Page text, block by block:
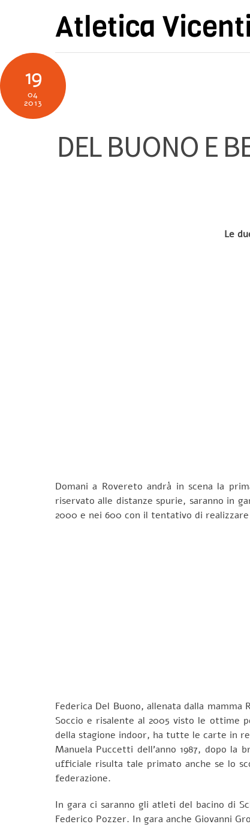
Atletica
19
04
2013
DEL BUONO E
Le
Domani a Rovereto andrà in scena la
riservato alle distanze spurie, saranno in
2000 e nei 600 con il tentativo di
Federica Del Buono, allenata dalla
Soccio e risalente al 2005 visto le ottime
della stagione indoor, ha tutte le carte in
Manuela Puccetti dell’anno 1987, dopo
ufficiale risulta tale primato anche se lo
federazione.
In gara ci saranno gli atleti del bacino di
Federico Pozzer. In gara anche Giovanni